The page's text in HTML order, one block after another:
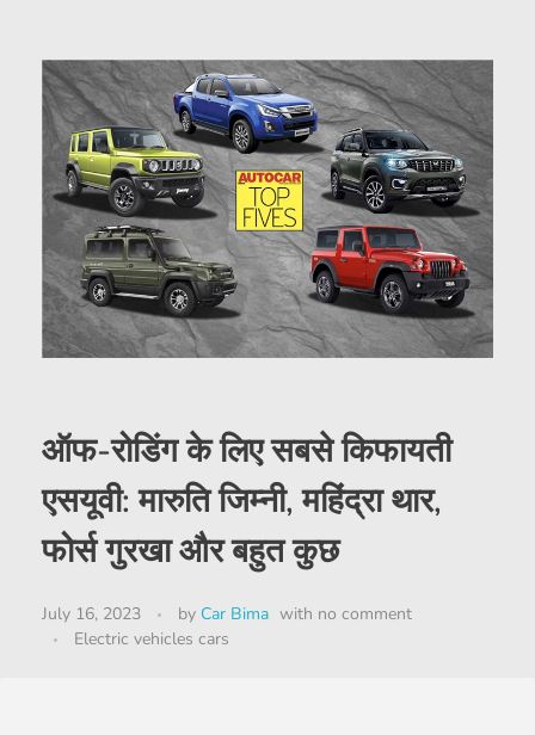
ऑफ-रोडिंग के लिए सबसे किफायती
एसयूवी: मारुति जिम्नी, महिंद्रा थार,
फोर्स गुरखा और बहुत कुछ
July 16, 2023 by Car Bima with no comment
Electric vehicles cars